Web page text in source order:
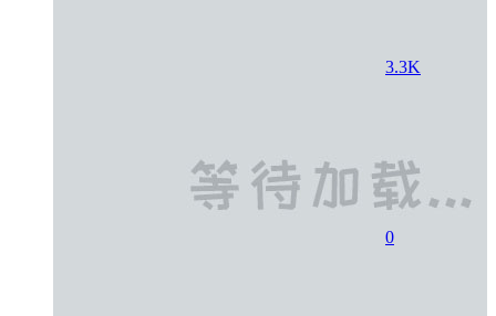
3.3K
0